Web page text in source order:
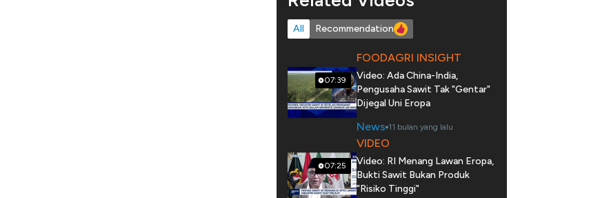
All Recommendation
07:39
FOODAGRI INSIGHT
Video: Ada China-India,
Pengusaha Sawit Tak "Gentar"
Dijegal Uni Eropa
News 11 bulan yang lalu
07:25
VIDEO
Video: RI Menang Lawan Eropa,
Bukti Sawit Bukan Produk
"Risiko Tinggi"